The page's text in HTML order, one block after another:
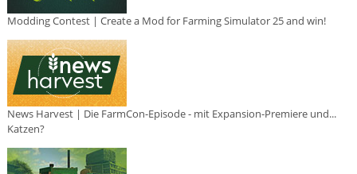
Modding Contest | Create a Mod for Farming Simulator 25 and win!
News Harvest | Die FarmCon-Episode - mit Expansion-Premiere und...
Katzen?